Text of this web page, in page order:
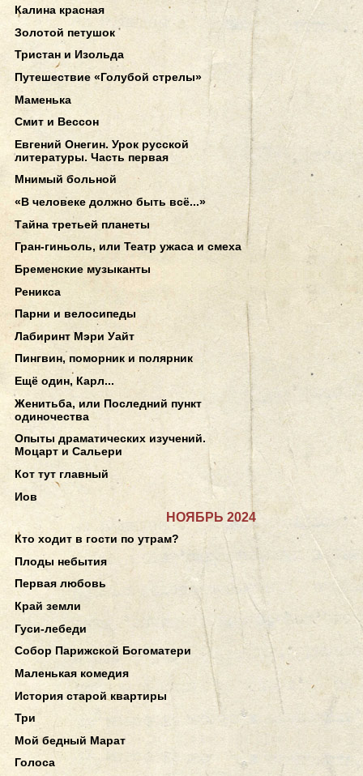
Калина красная
Золотой петушок
Тристан и Изольда
Путешествие «Голубой стрелы»
Маменька
Смит и Вессон
Евгений Онегин. Урок русской
литературы. Часть первая
Мнимый больной
«В человеке должно быть всё...»
Тайна третьей планеты
Гран-гиньоль, или Театр ужаса и смеха
Бременские музыканты
Реникса
Парни и велосипеды
Лабиринт Мэри Уайт
Пингвин, поморник и полярник
Ещё один, Карл...
Женитьба, или Последний пункт
одиночества
Опыты драматических изучений.
Моцарт и Сальери
Кот тут главный
Иов
НОЯБРЬ 2024
Кто ходит в гости по утрам?
Плоды небытия
Первая любовь
Край земли
Гуси-лебеди
Собор Парижской Богоматери
Маленькая комедия
История старой квартиры
Три
Мой бедный Марат
Голоса